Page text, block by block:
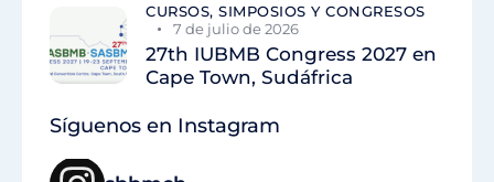
CURSOS, SIMPOSIOS Y CONGRESOS
7 de julio de 2026
27th IUBMB Congress 2027 en
Cape Town, Sudáfrica
Síguenos en Instagram